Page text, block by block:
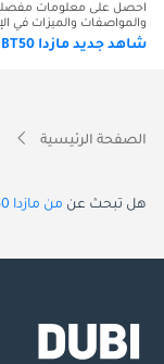
والمواصفات والميزات في
شاهد جديد مازدا BT50
الصفحة الرئيسية
هل تبحث عن من مازدا BT50 مستعملة للبيع في دبي